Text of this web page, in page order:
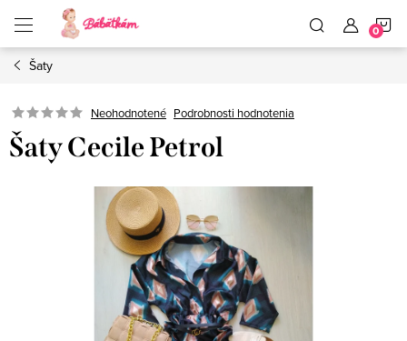
obsah
Šaty
Neohodnotené Podrobnosti hodnotenia
Šaty Cecile Petrol